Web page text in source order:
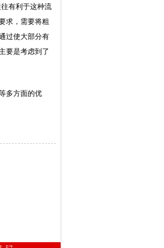
有利于这种流
求，需要将粗
过使大部分有
要是考虑到了
多方面的优